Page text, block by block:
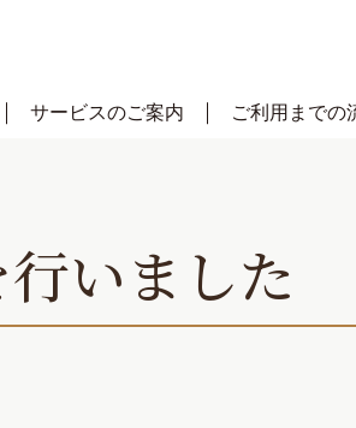
サービスのご案内 ご利用までの
いました